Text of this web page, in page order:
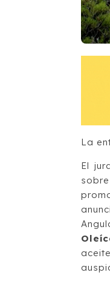
La
El